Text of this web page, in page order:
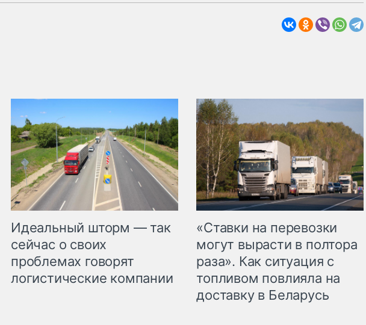
Идеальный шторм — так
сейчас о своих
проблемах говорят
логистические компании
«Ставки на перевозки
могут вырасти в полтора
раза». Как ситуация с
топливом повлияла на
доставку в Беларусь